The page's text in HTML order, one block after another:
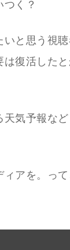
く？
と思う視
復活した
気予報な
アを。って